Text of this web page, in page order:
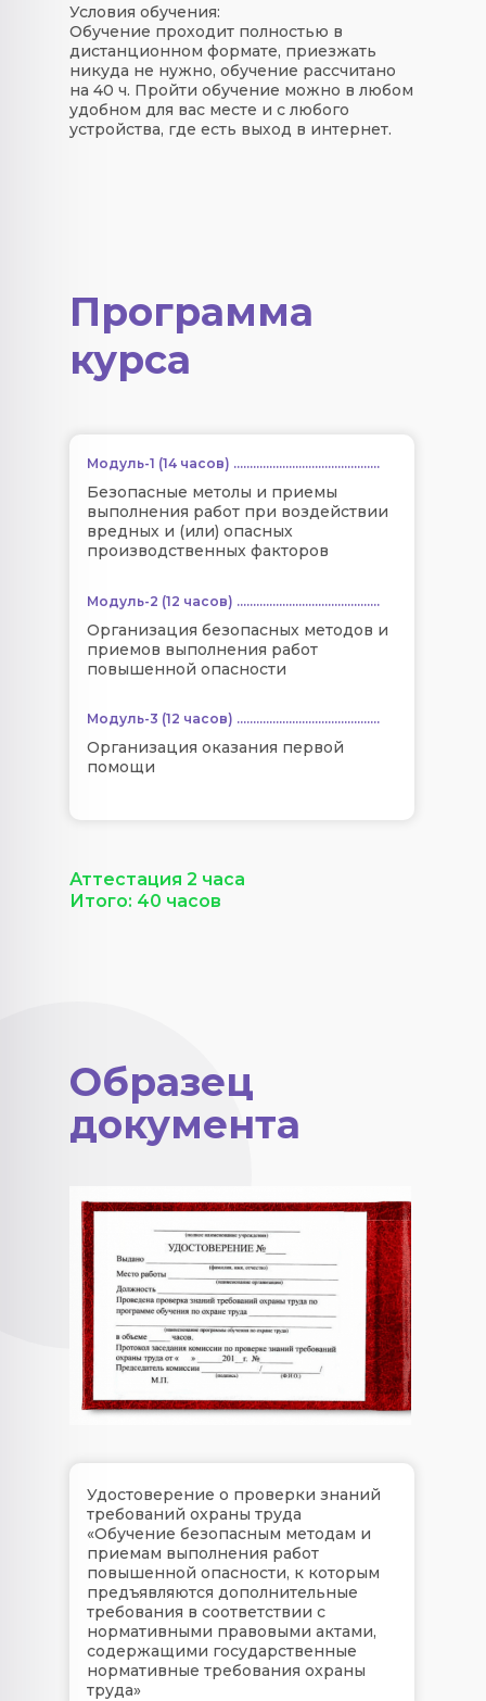
Условия обучения:
Обучение проходит полностью в
дистанционном формате, приезжать
никуда не нужно, обучение рассчитано
на 40 ч. Пройти обучение можно в любом
удобном для вас месте и с любого
устройства, где есть выход в интернет.
Программа
курса
Модуль-1 (14 часов) .............................................
Безопасные метолы и приемы
выполнения работ при воздействии
вредных и (или) опасных
производственных факторов
Модуль-2 (12 часов) ............................................
Модуль-3 (12 часов) ............................................
Организация безопасных методов и
приемов выполнения работ
повышенной опасности
Организация оказания первой
помощи
Аттестация 2 часа
Итого: 40 часов
Образец
документа
Удостоверение о проверки знаний
требований охраны труда
«Обучение безопасным методам и
приемам выполнения работ
повышенной опасности, к которым
предъявляются дополнительные
требования в соответствии с
нормативными правовыми актами,
содержащими государственные
нормативные требования охраны
труда»